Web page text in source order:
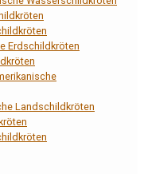
Erdschildkröten
Landschildkröten